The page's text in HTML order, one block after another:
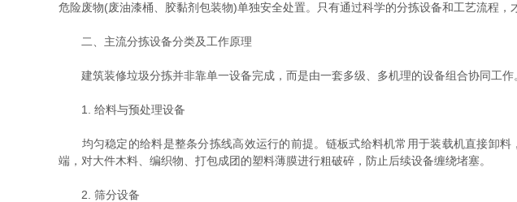
危险废物(废油漆桶、胶黏剂包装物)单独安全处置。只有通过科学的分拣设备和工艺流程，
二、主流分拣设备分类及工作原理
建筑装修垃圾分拣并非靠单一设备完成，而是由一套多级、多机理的设备组合协同工作
1. 给料与预处理设备
均匀稳定的给料是整条分拣线高效运行的前提。链板式给料机常用于装载机直接卸料
端，对大件木料、编织物、打包成团的塑料薄膜进行粗破碎，防止后续设备缠绕堵塞。
2. 筛分设备